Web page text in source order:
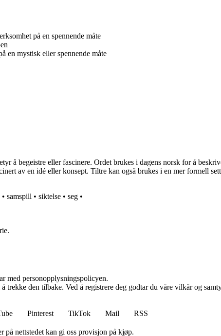
på en spennende måte
en mystisk eller spennende måte
å begeistre eller fascinere. Ordet brukes i dagens norsk for å
av en idé eller konsept. Tiltre kan også brukes i en mer formell
• samspill • siktelse • seg •
med personopplysningspolicyen.
den tilbake. Ved å registrere deg godtar du våre vilkår og
Pinterest TikTok Mail
RSS
nettstedet kan gi oss provisjon på kjøp.